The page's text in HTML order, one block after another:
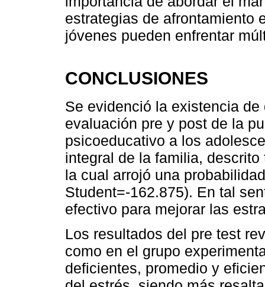
estrategias de afrontamiento
jóvenes pueden enfrentar
CONCLUSIONES
Se evidenció la existencia
evaluación pre y post de la
psicoeducativo a los
integral de la familia,
la cual arrojó una
Student=-162.875). En tal
efectivo para mejorar las
Los resultados del pre test
como en el grupo
deficientes, promedio y